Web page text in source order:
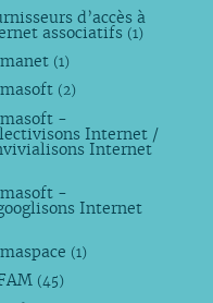
d’accès à
associatifs (1)
(1)
(2)
-
Internet /
Internet
-
Internet
(1)
(45)